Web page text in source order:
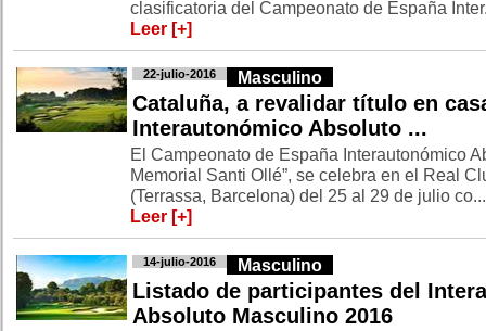
clasificatoria del Campeonato de España
Leer [+]
22-julio-2016 Masculino
Cataluña, a revalidar título en
Interautonómico Absoluto ...
El Campeonato de España Interautonómico
Memorial Santi Ollé”, se celebra en el Real
(Terrassa, Barcelona) del 25 al 29 de julio co...
Leer [+]
14-julio-2016 Masculino
Listado de participantes del
Absoluto Masculino 2016